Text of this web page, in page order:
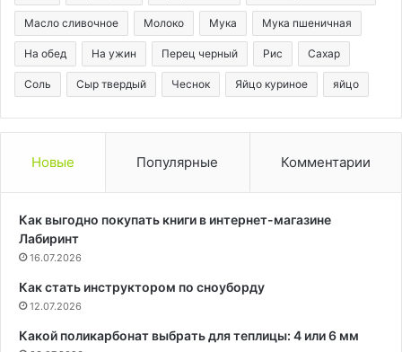
Масло сливочное Молоко Мука Мука пшеничная
На обед На ужин Перец черный Рис Сахар
Соль Сыр твердый Чеснок Яйцо куриное яйцо
Новые Популярные Комментарии
Как выгодно покупать книги в интернет-магазине
Лабиринт
16.07.2026
Как стать инструктором по сноуборду
12.07.2026
Какой поликарбонат выбрать для теплицы: 4 или 6 мм